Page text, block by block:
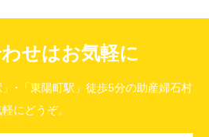
せはお気軽に
･「東陽町駅」徒歩5分の助産婦石村
にどうぞ。